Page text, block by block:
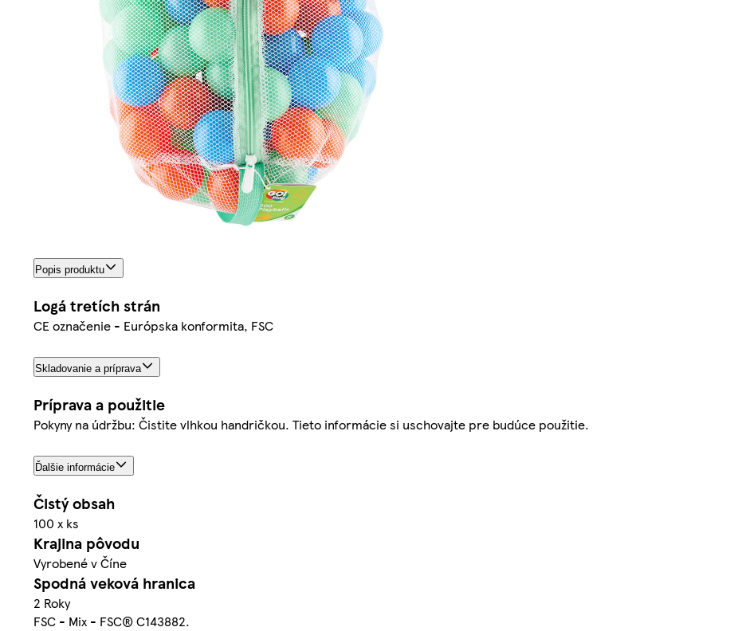
Popis produktu
Logá tretích strán
CE označenie - Európska konformita, FSC
Skladovanie a príprava
Príprava a použitie
Pokyny na údržbu: Čistite vlhkou handričkou. Tieto informácie si uschovajte pre budúce použitie.
Ďalšie informácie
Čistý obsah
100 x ks
Krajina pôvodu
Vyrobené v Číne
Spodná veková hranica
2 Roky
FSC - Mix - FSC® C143882.